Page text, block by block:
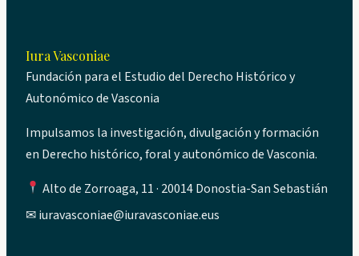
Iura Vasconiae
Fundación para el Estudio del Derecho Histórico y
Autonómico de Vasconia
Impulsamos la investigación, divulgación y formación
en Derecho histórico, foral y autonómico de Vasconia.
Alto de Zorroaga, 11 · 20014 Donostia-San Sebastián
✉iuravasconiae@iuravasconiae.eus